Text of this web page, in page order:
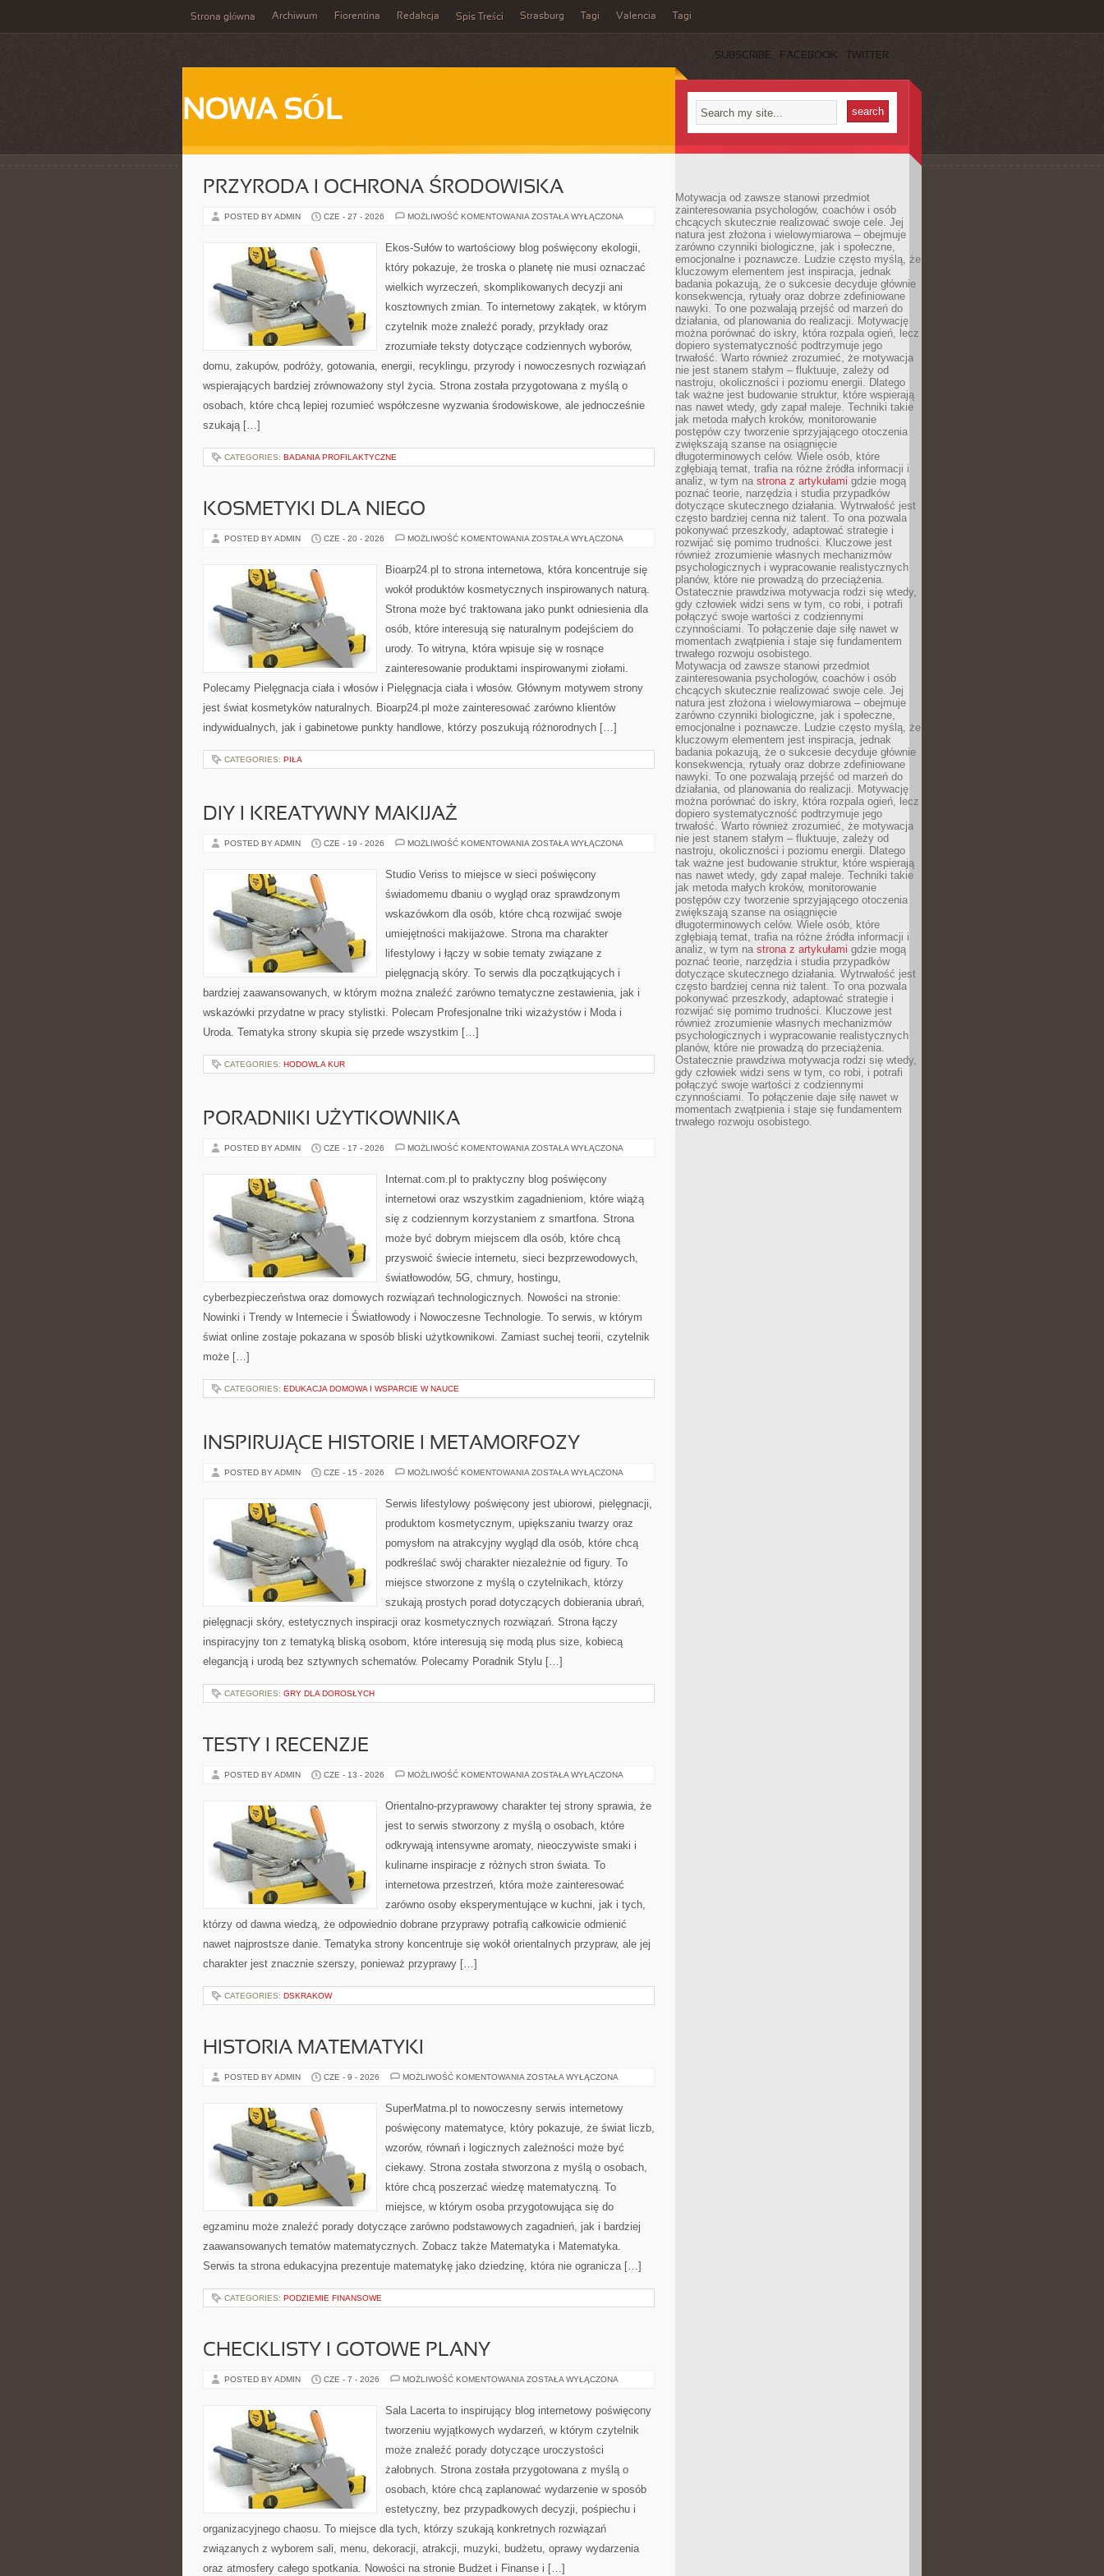
Strona główna Archiwum Fiorentina Redakcja Spis Treści Strasburg Tagi Valencia Tagi
SUBSCRIBE FACEBOOK TWITTER
NOWA SÓL
PRZYRODA I OCHRONA ŚRODOWISKA
POSTED BY ADMIN CZE - 27 - 2026 MOŻLIWOŚĆ KOMENTOWANIA PRZYRODA
ŚRODOWISKA
ZOSTAŁA WYŁĄCZONA
Ekos-Sułów to wartościowy blog poświęcony ekologii,
który pokazuje, że troska o planetę nie musi oznaczać
wielkich wyrzeczeń, skomplikowanych decyzji ani
kosztownych zmian. To internetowy zakątek, w którym
czytelnik może znaleźć porady, przykłady oraz
zrozumiałe teksty dotyczące codziennych wyborów,
domu, zakupów, podróży, gotowania, energii, recyklingu, przyrody i nowoczesnych rozwiązań
wspierających bardziej zrównoważony styl życia. Strona została przygotowana z myślą o
osobach, które chcą lepiej rozumieć współczesne wyzwania środowiskowe, ale jednocześnie
szukają […]
CATEGORIES: BADANIA PROFILAKTYCZNE
KOSMETYKI DLA NIEGO
POSTED BY ADMIN CZE - 20 - 2026 MOŻLIWOŚĆ KOMENTOWANIA KOSMETYKI
ZOSTAŁA WYŁĄCZONA
Bioarp24.pl to strona internetowa, która koncentruje się
wokół produktów kosmetycznych inspirowanych naturą.
Strona może być traktowana jako punkt odniesienia dla
osób, które interesują się naturalnym podejściem do
urody. To witryna, która wpisuje się w rosnące
zainteresowanie produktami inspirowanymi ziołami.
Polecamy Pielęgnacja ciała i włosów i Pielęgnacja ciała i włosów. Głównym motywem strony
jest świat kosmetyków naturalnych. Bioarp24.pl może zainteresować zarówno klientów
indywidualnych, jak i gabinetowe punkty handlowe, którzy poszukują różnorodnych […]
CATEGORIES: PIŁA
DIY I KREATYWNY MAKIJAŻ
POSTED BY ADMIN CZE - 19 - 2026 MOŻLIWOŚĆ KOMENTOWANIA DIY
MAKIJAŻ
ZOSTAŁA WYŁĄCZONA
Studio Veriss to miejsce w sieci poświęcony
świadomemu dbaniu o wygląd oraz sprawdzonym
wskazówkom dla osób, które chcą rozwijać swoje
umiejętności makijażowe. Strona ma charakter
lifestylowy i łączy w sobie tematy związane z
pielęgnacją skóry. To serwis dla początkujących i
bardziej zaawansowanych, w którym można znaleźć zarówno tematyczne zestawienia, jak i
wskazówki przydatne w pracy stylistki. Polecam Profesjonalne triki wizażystów i Moda i
Uroda. Tematyka strony skupia się przede wszystkim […]
CATEGORIES: HODOWLA KUR
PORADNIKI UŻYTKOWNIKA
POSTED BY ADMIN CZE - 17 - 2026 MOŻLIWOŚĆ KOMENTOWANIA PORADNIKI
ZOSTAŁA WYŁĄCZONA
Internat.com.pl to praktyczny blog poświęcony
internetowi oraz wszystkim zagadnieniom, które wiążą
się z codziennym korzystaniem z smartfona. Strona
może być dobrym miejscem dla osób, które chcą
przyswoić świecie internetu, sieci bezprzewodowych,
światłowodów, 5G, chmury, hostingu,
cyberbezpieczeństwa oraz domowych rozwiązań technologicznych. Nowości na stronie:
Nowinki i Trendy w Internecie i Światłowody i Nowoczesne Technologie. To serwis, w którym
świat online zostaje pokazana w sposób bliski użytkownikowi. Zamiast suchej teorii, czytelnik
może […]
CATEGORIES: EDUKACJA DOMOWA I WSPARCIE W NAUCE
INSPIRUJĄCE HISTORIE I METAMORFOZY
POSTED BY ADMIN CZE - 15 - 2026 MOŻLIWOŚĆ KOMENTOWANIA INSPIRUJĄCE
METAMORFOZY
ZOSTAŁA WYŁĄCZONA
Serwis lifestylowy poświęcony jest ubiorowi, pielęgnacji,
produktom kosmetycznym, upiększaniu twarzy oraz
pomysłom na atrakcyjny wygląd dla osób, które chcą
podkreślać swój charakter niezależnie od figury. To
miejsce stworzone z myślą o czytelnikach, którzy
szukają prostych porad dotyczących dobierania ubrań,
pielęgnacji skóry, estetycznych inspiracji oraz kosmetycznych rozwiązań. Strona łączy
inspiracyjny ton z tematyką bliską osobom, które interesują się modą plus size, kobiecą
elegancją i urodą bez sztywnych schematów. Polecamy Poradnik Stylu […]
CATEGORIES: GRY DLA DOROSŁYCH
TESTY I RECENZJE
POSTED BY ADMIN CZE - 13 - 2026 MOŻLIWOŚĆ KOMENTOWANIA TESTY
ZOSTAŁA WYŁĄCZONA
Orientalno-przyprawowy charakter tej strony sprawia, że
jest to serwis stworzony z myślą o osobach, które
odkrywają intensywne aromaty, nieoczywiste smaki i
kulinarne inspiracje z różnych stron świata. To
internetowa przestrzeń, która może zainteresować
zarówno osoby eksperymentujące w kuchni, jak i tych,
którzy od dawna wiedzą, że odpowiednio dobrane przyprawy potrafią całkowicie odmienić
nawet najprostsze danie. Tematyka strony koncentruje się wokół orientalnych przypraw, ale jej
charakter jest znacznie szerszy, ponieważ przyprawy […]
CATEGORIES: DSKRAKOW
HISTORIA MATEMATYKI
POSTED BY ADMIN CZE - 9 - 2026 MOŻLIWOŚĆ KOMENTOWANIA HISTORIA
ZOSTAŁA WYŁĄCZONA
SuperMatma.pl to nowoczesny serwis internetowy
poświęcony matematyce, który pokazuje, że świat liczb,
wzorów, równań i logicznych zależności może być
ciekawy. Strona została stworzona z myślą o osobach,
które chcą poszerzać wiedzę matematyczną. To
miejsce, w którym osoba przygotowująca się do
egzaminu może znaleźć porady dotyczące zarówno podstawowych zagadnień, jak i bardziej
zaawansowanych tematów matematycznych. Zobacz także Matematyka i Matematyka.
Serwis ta strona edukacyjna prezentuje matematykę jako dziedzinę, która nie ogranicza […]
CATEGORIES: PODZIEMIE FINANSOWE
CHECKLISTY I GOTOWE PLANY
POSTED BY ADMIN CZE - 7 - 2026 MOŻLIWOŚĆ KOMENTOWANIA CHECKLISTY
PLANY
ZOSTAŁA WYŁĄCZONA
Sala Lacerta to inspirujący blog internetowy poświęcony
tworzeniu wyjątkowych wydarzeń, w którym czytelnik
może znaleźć porady dotyczące uroczystości
żałobnych. Strona została przygotowana z myślą o
osobach, które chcą zaplanować wydarzenie w sposób
estetyczny, bez przypadkowych decyzji, pośpiechu i
organizacyjnego chaosu. To miejsce dla tych, którzy szukają konkretnych rozwiązań
związanych z wyborem sali, menu, dekoracji, atrakcji, muzyki, budżetu, oprawy wydarzenia
oraz atmosfery całego spotkania. Nowości na stronie Budżet i Finanse i […]
Motywacja od zawsze stanowi przedmiot
zainteresowania psychologów, coachów i osób
chcących skutecznie realizować swoje cele. Jej
natura jest złożona i wielowymiarowa – obejmuje
zarówno czynniki biologiczne, jak i społeczne,
emocjonalne i poznawcze. Ludzie często myślą, że
kluczowym elementem jest inspiracja, jednak
badania pokazują, że o sukcesie decyduje głównie
konsekwencja, rytuały oraz dobrze zdefiniowane
nawyki. To one pozwalają przejść od marzeń do
działania, od planowania do realizacji. Motywację
można porównać do iskry, która rozpala ogień, lecz
dopiero systematyczność podtrzymuje jego
trwałość. Warto również zrozumieć, że motywacja
nie jest stanem stałym – fluktuuje, zależy od
nastroju, okoliczności i poziomu energii. Dlatego
tak ważne jest budowanie struktur, które wspierają
nas nawet wtedy, gdy zapał maleje. Techniki takie
jak metoda małych kroków, monitorowanie
postępów czy tworzenie sprzyjającego otoczenia
zwiększają szanse na osiągnięcie
długoterminowych celów. Wiele osób, które
zgłębiają temat, trafia na różne źródła informacji i
analiz, w tym na strona z artykułami gdzie mogą
poznać teorie, narzędzia i studia przypadków
dotyczące skutecznego działania. Wytrwałość jest
często bardziej cenna niż talent. To ona pozwala
pokonywać przeszkody, adaptować strategie i
rozwijać się pomimo trudności. Kluczowe jest
również zrozumienie własnych mechanizmów
psychologicznych i wypracowanie realistycznych
planów, które nie prowadzą do przeciążenia.
Ostatecznie prawdziwa motywacja rodzi się wtedy,
gdy człowiek widzi sens w tym, co robi, i potrafi
połączyć swoje wartości z codziennymi
czynnościami. To połączenie daje siłę nawet w
momentach zwątpienia i staje się fundamentem
trwałego rozwoju osobistego.
Motywacja od zawsze stanowi przedmiot
zainteresowania psychologów, coachów i osób
chcących skutecznie realizować swoje cele. Jej
natura jest złożona i wielowymiarowa – obejmuje
zarówno czynniki biologiczne, jak i społeczne,
emocjonalne i poznawcze. Ludzie często myślą, że
kluczowym elementem jest inspiracja, jednak
badania pokazują, że o sukcesie decyduje głównie
konsekwencja, rytuały oraz dobrze zdefiniowane
nawyki. To one pozwalają przejść od marzeń do
działania, od planowania do realizacji. Motywację
można porównać do iskry, która rozpala ogień, lecz
dopiero systematyczność podtrzymuje jego
trwałość. Warto również zrozumieć, że motywacja
nie jest stanem stałym – fluktuuje, zależy od
nastroju, okoliczności i poziomu energii. Dlatego
tak ważne jest budowanie struktur, które wspierają
nas nawet wtedy, gdy zapał maleje. Techniki takie
jak metoda małych kroków, monitorowanie
postępów czy tworzenie sprzyjającego otoczenia
zwiększają szanse na osiągnięcie
długoterminowych celów. Wiele osób, które
zgłębiają temat, trafia na różne źródła informacji i
analiz, w tym na strona z artykułami gdzie mogą
poznać teorie, narzędzia i studia przypadków
dotyczące skutecznego działania. Wytrwałość jest
często bardziej cenna niż talent. To ona pozwala
pokonywać przeszkody, adaptować strategie i
rozwijać się pomimo trudności. Kluczowe jest
również zrozumienie własnych mechanizmów
psychologicznych i wypracowanie realistycznych
planów, które nie prowadzą do przeciążenia.
Ostatecznie prawdziwa motywacja rodzi się wtedy,
gdy człowiek widzi sens w tym, co robi, i potrafi
połączyć swoje wartości z codziennymi
czynnościami. To połączenie daje siłę nawet w
momentach zwątpienia i staje się fundamentem
trwałego rozwoju osobistego.